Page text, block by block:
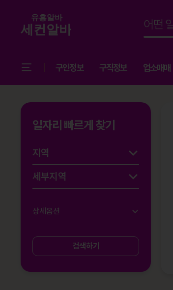
구인정보 구직정보 업소매매
일자리 빠르게 찾기
상세옵션
검색하기